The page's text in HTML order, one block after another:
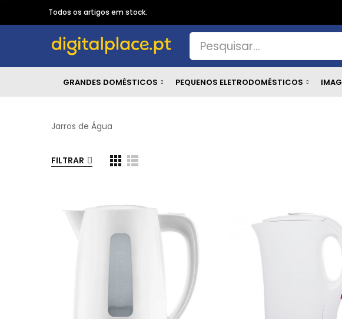
Todos os artigos em stock.
GRANDES DOMÉSTICOS PEQUENOS ELETRODOMÉSTICOS
Jarros de Água
FILTRAR